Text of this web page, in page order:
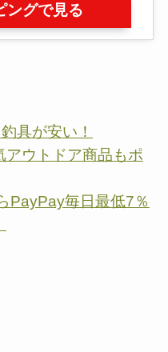
ングで見る
具が安い！
ウトドア商品もポ
PayPay毎日最低7％